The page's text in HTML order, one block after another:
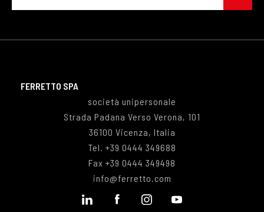
FERRETTO SPA
società unipersonale
Strada Padana Verso Verona, 101
36100 Vicenza, Italia
Tel. +39 0444 349688
Fax +39 0444 349498
info@ferretto.com